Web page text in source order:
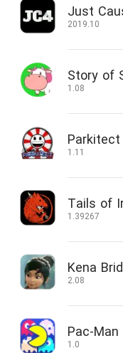
Just
2019.10
Story of
1.08
Parkitect
1.11
Tails of
1.39267
Kena
2.08
Pac-
1.0